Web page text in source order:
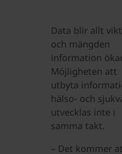
Data blir allt
och mängden
information
Möjligheten att
utbyta
hälso- och
utvecklas inte i
samma takt.
– Det kommer